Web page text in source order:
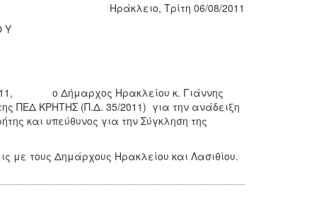
Ηράκλειο, Τρίτη 06/08/2011
Υ
2011, ο Δήμαρχος Ηρακλείου κ. Γιάννης
ΠΕΔ ΚΡΗΤΗΣ (Π.Δ. 35/2011) για την ανάδειξη
και υπεύθυνος για την Σύγκληση της
με τους Δημάρχους Ηρακλείου και Λασιθίου.